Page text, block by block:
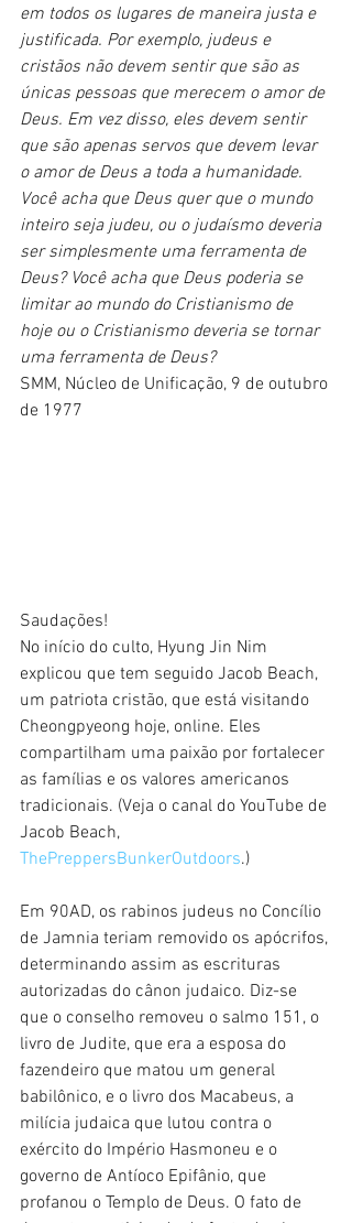
em todos os lugares de maneira justa e
justificada. Por exemplo, judeus e
cristãos não devem sentir que são as
únicas pessoas que merecem o amor de
Deus. Em vez disso, eles devem sentir
que são apenas servos que devem levar
o amor de Deus a toda a humanidade.
Você acha que Deus quer que o mundo
inteiro seja judeu, ou o judaísmo deveria
ser simplesmente uma ferramenta de
Deus? Você acha que Deus poderia se
limitar ao mundo do Cristianismo de
hoje ou o Cristianismo deveria se tornar
uma ferramenta de Deus?
SMM, Núcleo de Unificação, 9 de outubro
de 1977
Saudações!
No início do culto, Hyung Jin Nim
explicou que tem seguido Jacob Beach,
um patriota cristão, que está visitando
Cheongpyeong hoje, online. Eles
compartilham uma paixão por fortalecer
as famílias e os valores americanos
tradicionais. (Veja o canal do YouTube de
Jacob Beach,
ThePreppersBunkerOutdoors.)
Em 90AD, os rabinos judeus no Concílio
de Jamnia teriam removido os apócrifos,
determinando assim as escrituras
autorizadas do cânon judaico. Diz-se
que o conselho removeu o salmo 151, o
livro de Judite, que era a esposa do
fazendeiro que matou um general
babilônico, e o livro dos Macabeus, a
milícia judaica que lutou contra o
exército do Império Hasmoneu e o
governo de Antíoco Epifânio, que
profanou o Templo de Deus. O fato de